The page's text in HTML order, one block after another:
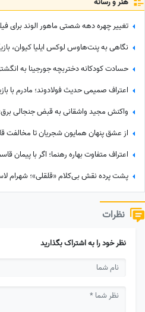
نظرات
نظر خود را به اشتراک بگذارید